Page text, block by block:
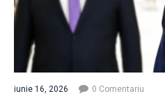
iunie 16, 2026 0 Comentariu